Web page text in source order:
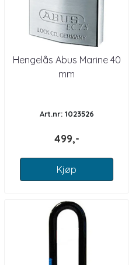
Hengelås Abus Marine 40
mm
Art.nr: 1023526
499,-
Kjøp